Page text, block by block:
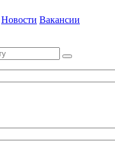
Новости Вакансии